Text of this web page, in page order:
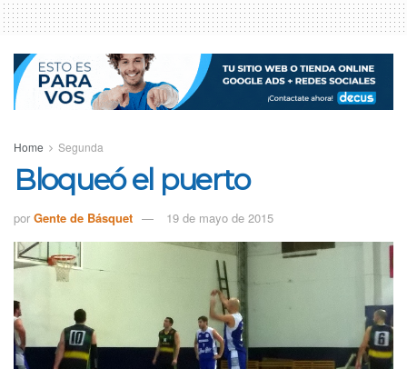
Home Segunda
Bloqueó el puerto
por Gente de Básquet 19 de mayo de 2015